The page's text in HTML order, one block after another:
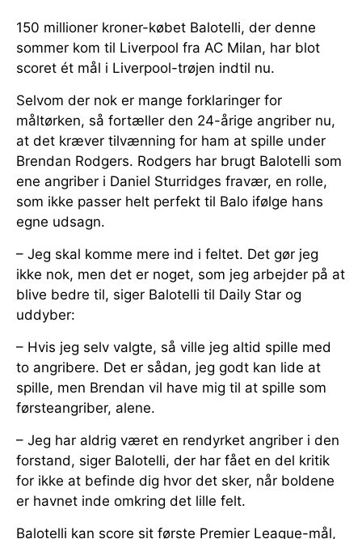
150 millioner kroner-købet Balotelli, der denne
sommer kom til Liverpool fra AC Milan, har blot
scoret ét mål i Liverpool-trøjen indtil nu.
Selvom der nok er mange forklaringer for
måltørken, så fortæller den 24-årige angriber nu,
at det kræver tilvænning for ham at spille under
Brendan Rodgers. Rodgers har brugt Balotelli som
ene angriber i Daniel Sturridges fravær, en rolle,
som ikke passer helt perfekt til Balo ifølge hans
egne udsagn.
– Jeg skal komme mere ind i feltet. Det gør jeg
ikke nok, men det er noget, som jeg arbejder på at
blive bedre til, siger Balotelli til Daily Star og
uddyber:
– Hvis jeg selv valgte, så ville jeg altid spille med
to angribere. Det er sådan, jeg godt kan lide at
spille, men Brendan vil have mig til at spille som
førsteangriber, alene.
– Jeg har aldrig været en rendyrket angriber i den
forstand, siger Balotelli, der har fået en del kritik
for ikke at befinde dig hvor det sker, når boldene
er havnet inde omkring det lille felt.
Balotelli kan score sit første Premier League-mål,